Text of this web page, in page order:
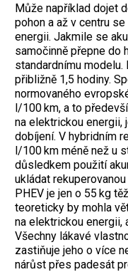
Může například dojet
pohon a až v centru
energii. Jakmile se
samočinně přepne do
standardnímu
přibližně 1,5 hodiny.
normovaného
l/100 km, a to
na elek­trickou energii,
dobíjení. V hybridním
l/100 km méně než u
důsledkem použití
ukládat
PHEV je jen o 55 kg
teoreticky by mohla
na elektrickou energii,
Všechny lákavé
zastiňuje jeho o více
nárůst přes padesát